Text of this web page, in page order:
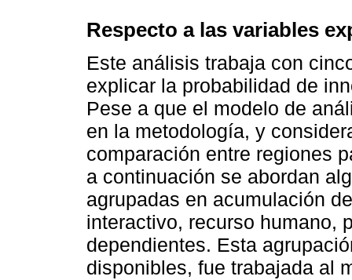
Respecto a las variables
Este análisis trabaja con
explicar la probabilidad de
Pese a que el modelo de
en la metodología, y
comparación entre regiones
a continuación se abordan
agrupadas en acumulación
interactivo, recurso humano,
dependientes. Esta
disponibles, fue trabajada al